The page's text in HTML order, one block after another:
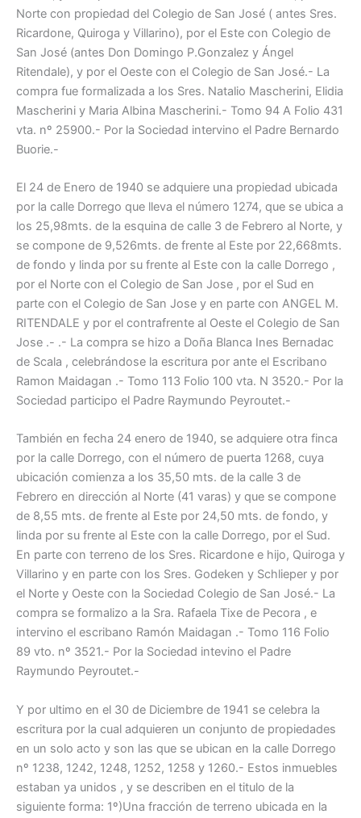
Norte con propiedad del Colegio de San José ( antes Sres.
Ricardone, Quiroga y Villarino), por el Este con Colegio de
San José (antes Don Domingo P.Gonzalez y Ángel
Ritendale), y por el Oeste con el Colegio de San José.- La
compra fue formalizada a los Sres. Natalio Mascherini, Elidia
Mascherini y Maria Albina Mascherini.- Tomo 94 A Folio 431
vta. nº 25900.- Por la Sociedad intervino el Padre Bernardo
Buorie.-
El 24 de Enero de 1940 se adquiere una propiedad ubicada
por la calle Dorrego que lleva el número 1274, que se ubica a
los 25,98mts. de la esquina de calle 3 de Febrero al Norte, y
se compone de 9,526mts. de frente al Este por 22,668mts.
de fondo y linda por su frente al Este con la calle Dorrego ,
por el Norte con el Colegio de San Jose , por el Sud en
parte con el Colegio de San Jose y en parte con ANGEL M.
RITENDALE y por el contrafrente al Oeste el Colegio de San
Jose .- .- La compra se hizo a Doña Blanca Ines Bernadac
de Scala , celebrándose la escritura por ante el Escribano
Ramon Maidagan .- Tomo 113 Folio 100 vta. N 3520.- Por la
Sociedad participo el Padre Raymundo Peyroutet.-
También en fecha 24 enero de 1940, se adquiere otra finca
por la calle Dorrego, con el número de puerta 1268, cuya
ubicación comienza a los 35,50 mts. de la calle 3 de
Febrero en dirección al Norte (41 varas) y que se compone
de 8,55 mts. de frente al Este por 24,50 mts. de fondo, y
linda por su frente al Este con la calle Dorrego, por el Sud.
En parte con terreno de los Sres. Ricardone e hijo, Quiroga y
Villarino y en parte con los Sres. Godeken y Schlieper y por
el Norte y Oeste con la Sociedad Colegio de San José.- La
compra se formalizo a la Sra. Rafaela Tixe de Pecora , e
intervino el escribano Ramón Maidagan .- Tomo 116 Folio
89 vto. nº 3521.- Por la Sociedad intevino el Padre
Raymundo Peyroutet.-
Y por ultimo en el 30 de Diciembre de 1941 se celebra la
escritura por la cual adquieren un conjunto de propiedades
en un solo acto y son las que se ubican en la calle Dorrego
nº 1238, 1242, 1248, 1252, 1258 y 1260.- Estos inmuebles
estaban ya unidos , y se describen en el titulo de la
siguiente forma: 1º)Una fracción de terreno ubicada en la